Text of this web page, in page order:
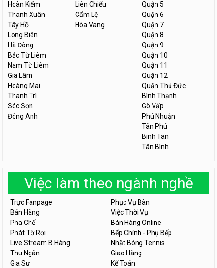
Hoàn Kiếm
Thanh Xuân
Tây Hồ
Long Biên
Hà Đông
Bắc Từ Liêm
Nam Từ Liêm
Gia Lâm
Hoàng Mai
Thanh Trì
Sóc Sơn
Đông Anh
Liên Chiểu
Cẩm Lệ
Hòa Vang
Quận 5
Quận 6
Quận 7
Quận 8
Quận 9
Quận 10
Quận 11
Quận 12
Quận Thủ Đức
Bình Thạnh
Gò Vấp
Phú Nhuận
Tân Phú
Bình Tân
Tân Bình
Việc làm theo ngành nghề
Trực Fanpage
Phục Vụ Bàn
Bán Hàng
Việc Thời Vụ
Pha Chế
Bán Hàng Online
Phát Tờ Rơi
Bếp Chính - Phụ Bếp
Live Stream B.Hàng
Nhặt Bóng Tennis
Thu Ngân
Giao Hàng
Gia Sư
Kế Toán